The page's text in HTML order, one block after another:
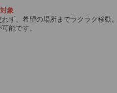
象
ず、希望の場所までラクラク移動
能です。